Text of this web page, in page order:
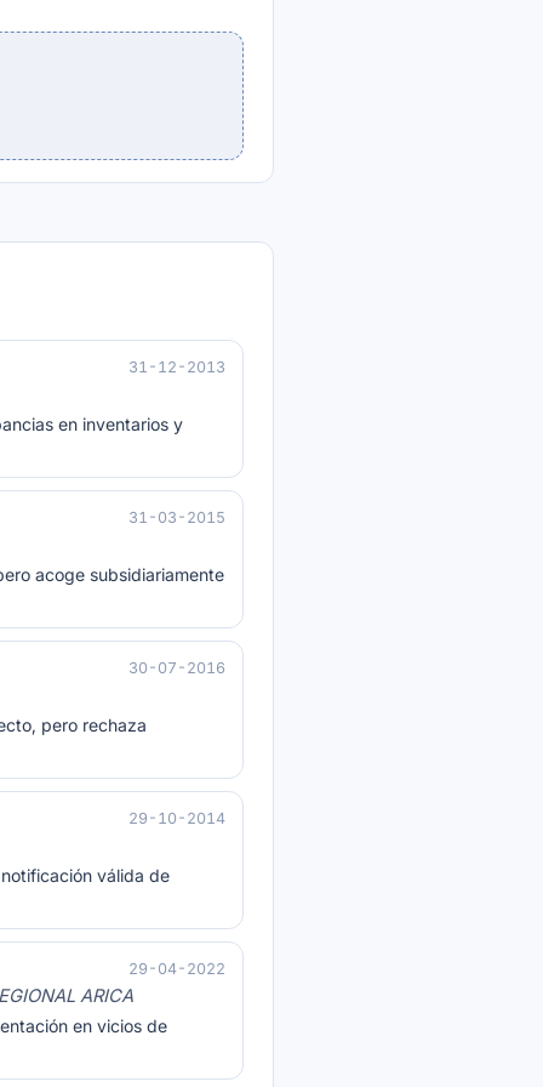
31-12-2013
en inventarios y
31-03-2015
acoge subsidiariamente
30-07-2016
pero rechaza
29-10-2014
válida de
29-04-2022
ARICA
en vicios de